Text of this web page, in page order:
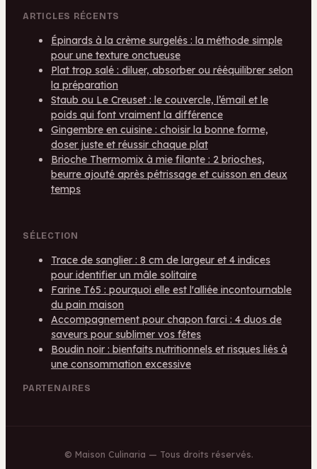
ARTICLES RÉCENTS
Épinards à la crème surgelés : la méthode simple
pour une texture onctueuse
Plat trop salé : diluer, absorber ou rééquilibrer selon
la préparation
Staub ou Le Creuset : le couvercle, l’émail et le
poids qui font vraiment la différence
Gingembre en cuisine : choisir la bonne forme,
doser juste et réussir chaque plat
Brioche Thermomix à mie filante : 2 brioches,
beurre ajouté après pétrissage et cuisson en deux
temps
SÉLECTION
Trace de sanglier : 8 cm de largeur et 4 indices
pour identifier un mâle solitaire
Farine T65 : pourquoi elle est l'alliée incontournable
du pain maison
Accompagnement pour chapon farci : 4 duos de
saveurs pour sublimer vos fêtes
Boudin noir : bienfaits nutritionnels et risques liés à
une consommation excessive
PARTENAIRES
© Maison Culinaria — Tous droits réservés.